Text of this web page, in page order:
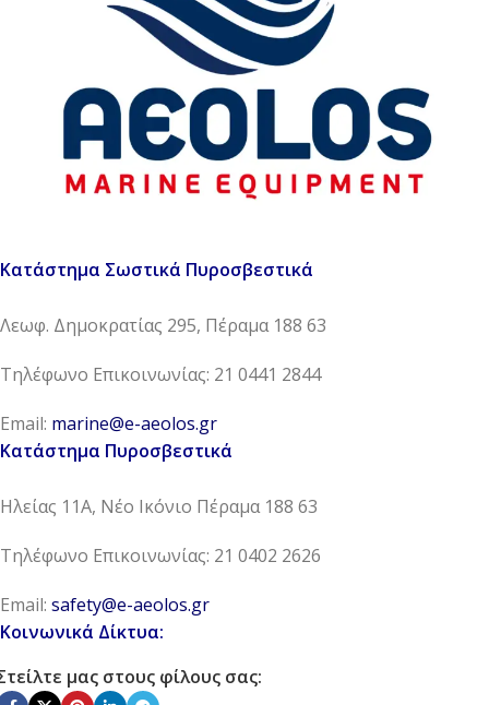
Κατάστημα Σωστικά Πυροσβεστικά
Λεωφ. Δημοκρατίας 295, Πέραμα 188 63
Τηλέφωνο Επικοινωνίας: 21 0441 2844
Email: marine@e-aeolos.gr
Κατάστημα Πυροσβεστικά
Ηλείας 11Α, Νέο Ικόνιο Πέραμα 188 63
Τηλέφωνο Επικοινωνίας: 21 0402 2626
Email: safety@e-aeolos.gr
Κοινωνικά Δίκτυα:
μας στους φίλους σας: